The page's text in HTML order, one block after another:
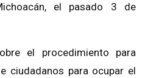
el pasado 3 de
el procedimiento para
ciudadanos para ocupar el